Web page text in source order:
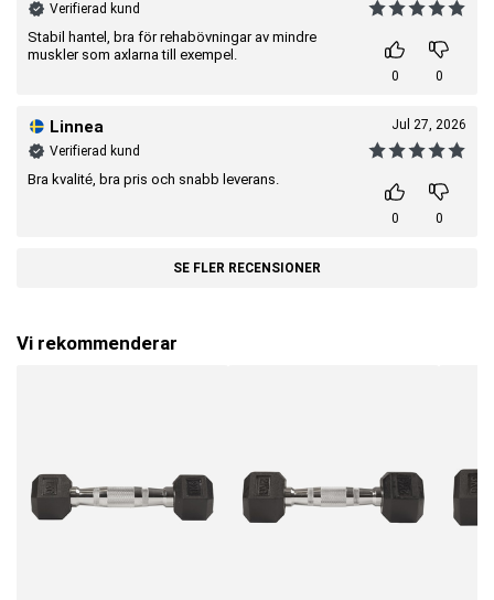
Verifierad kund
Stabil hantel, bra för rehabövningar av mindre
muskler som axlarna till exempel.
0 0
Linnea
Verifierad kund
Bra kvalité, bra pris och snabb leverans.
Jul 27, 2026
0 0
SE FLER RECENSIONER
Vi rekommenderar